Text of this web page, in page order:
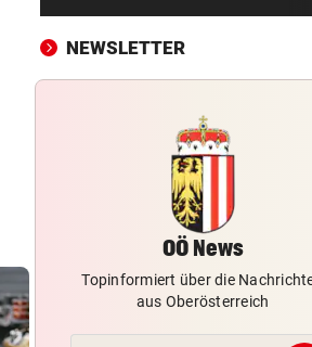
WENIGER PRODUZIERT vor
Umsatz, mehr Gewinn
Tierische Opfer auf Höfen und
auch unter Wasser
HEER ENTSCHÄRFTE vor
Granaten unter Boden von
Gartenhütte gefunden
NEWSLETTER
OÖ News
Topinformiert über die
aus Oberösterreich